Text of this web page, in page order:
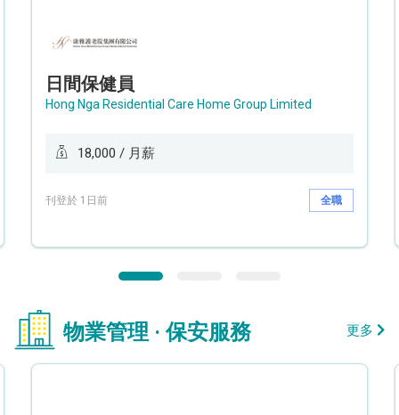
日間保健員
Hong Nga Residential Care Home Group Limited
18,000 / 月薪
刊登於 1日前 全職
物業管理 · 保安服務 更多